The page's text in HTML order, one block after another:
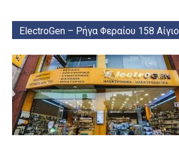
ElectroGen – Ρήγα Φεραίου 158 Αίγιο